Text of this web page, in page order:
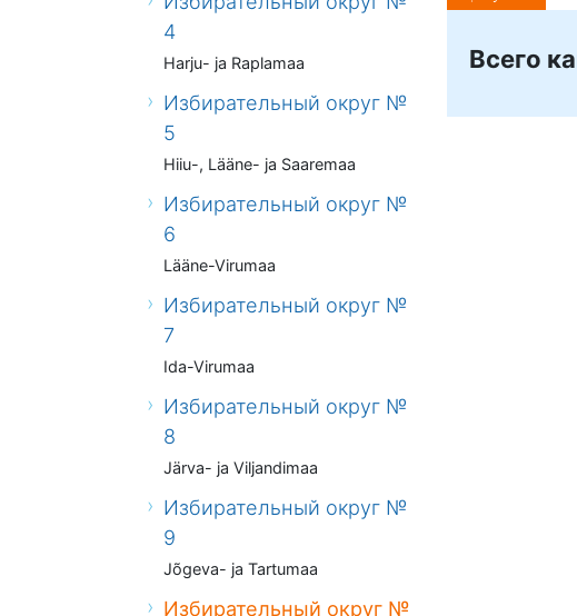
4
Harju- ja Raplamaa
Избирательный округ №
5
Hiiu-, Lääne- ja Saaremaa
Избирательный округ №
6
Lääne-Virumaa
Избирательный округ №
7
Ida-Virumaa
Избирательный округ №
8
Järva- ja Viljandimaa
Избирательный округ №
9
Jõgeva- ja Tartumaa
Избирательный округ №
Всего